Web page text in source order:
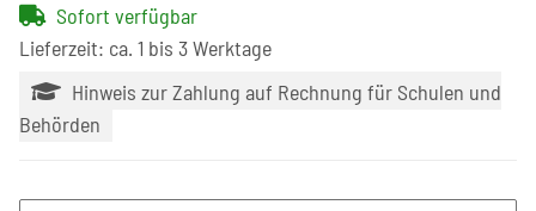
Sofort verfügbar
Lieferzeit: ca. 1 bis 3 Werktage
Hinweis zur Zahlung auf Rechnung für Schulen und
Behörden